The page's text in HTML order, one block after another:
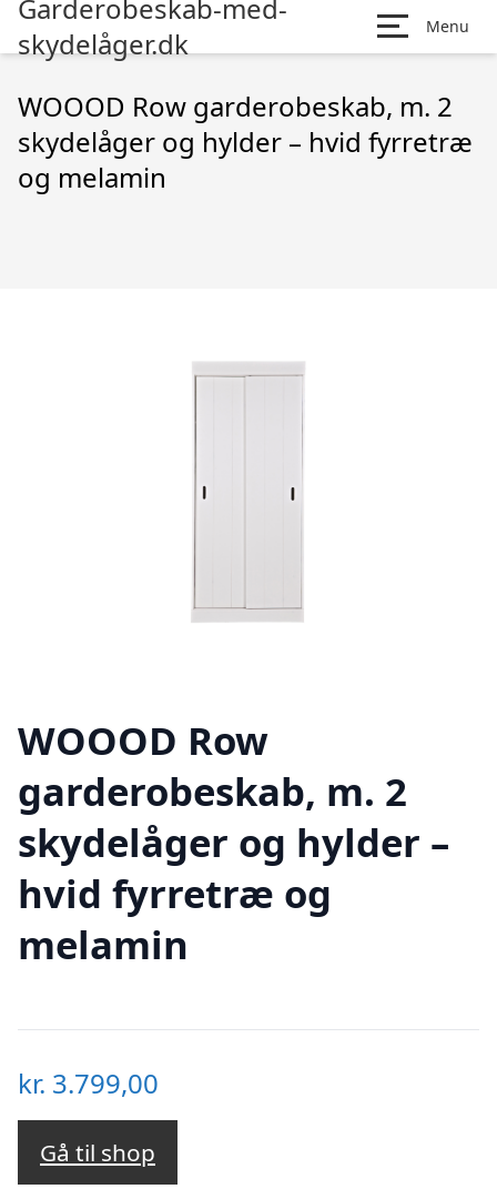
Garderobeskab-med-
skydelåger.dk
Menu
WOOOD Row garderobeskab, m. 2
skydelåger og hylder – hvid fyrretræ
og melamin
WOOOD Row
garderobeskab, m. 2
skydelåger og hylder –
hvid fyrretræ og
melamin
kr. 3.799,00
Gå til shop